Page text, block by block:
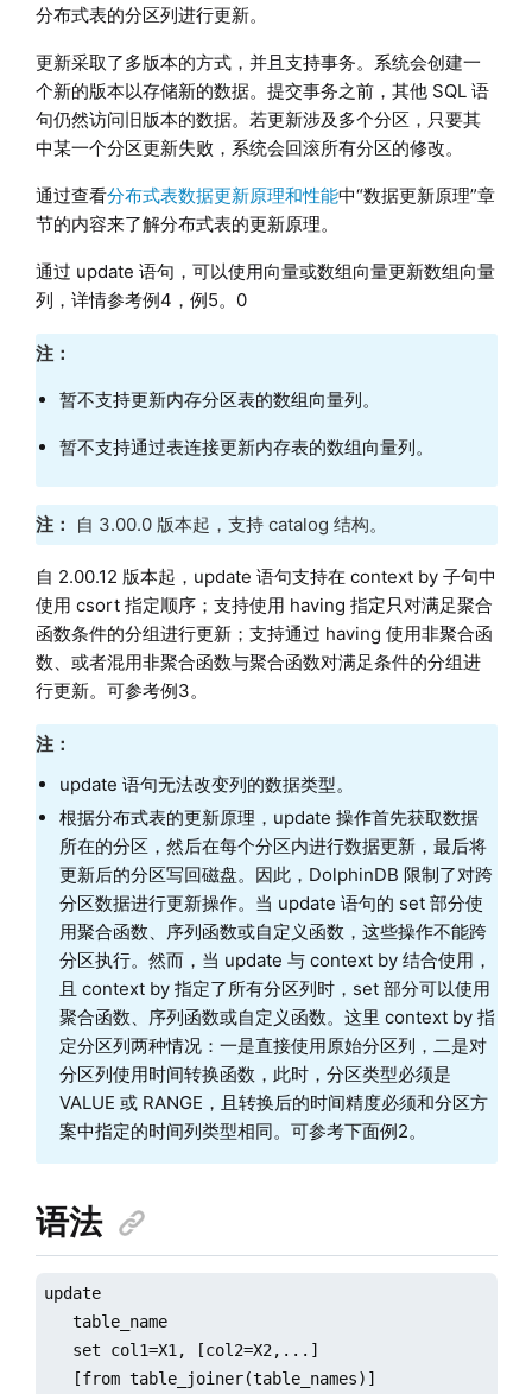
分布式表的分区列进行更新。
更新采取了多版本的方式，并且支持事务。系统会创建一
个新的版本以存储新的数据。提交事务之前，其他 SQL 语
句仍然访问旧版本的数据。若更新涉及多个分区，只要其
中某一个分区更新失败，系统会回滚所有分区的修改。
通过查看分布式表数据更新原理和性能中“数据更新原理”章
节的内容来了解分布式表的更新原理。
通过 update 语句，可以使用向量或数组向量更新数组向量
列，详情参考例4，例5。0
注：
暂不支持更新内存分区表的数组向量列。
暂不支持通过表连接更新内存表的数组向量列。
注： 自 3.00.0 版本起，支持 catalog 结构。
自 2.00.12 版本起，update 语句支持在 context by 子句中
使用 csort 指定顺序；支持使用 having 指定只对满足聚合
函数条件的分组进行更新；支持通过 having 使用非聚合函
数、或者混用非聚合函数与聚合函数对满足条件的分组进
行更新。可参考例3。
注：
update 语句无法改变列的数据类型。
根据分布式表的更新原理，update 操作首先获取数据
所在的分区，然后在每个分区内进行数据更新，最后将
更新后的分区写回磁盘。因此，DolphinDB 限制了对跨
分区数据进行更新操作。当 update 语句的 set 部分使
用聚合函数、序列函数或自定义函数，这些操作不能跨
分区执行。然而，当 update 与 context by 结合使用，
且 context by 指定了所有分区列时，set 部分可以使用
聚合函数、序列函数或自定义函数。这里 context by 指
定分区列两种情况：一是直接使用原始分区列，二是对
分区列使用时间转换函数，此时，分区类型必须是
VALUE 或 RANGE，且转换后的时间精度必须和分区方
案中指定的时间列类型相同。可参考下面例2。
语法
update
   table_name
   set col1=X1, [col2=X2,...]
   [from table_joiner(table_names)]